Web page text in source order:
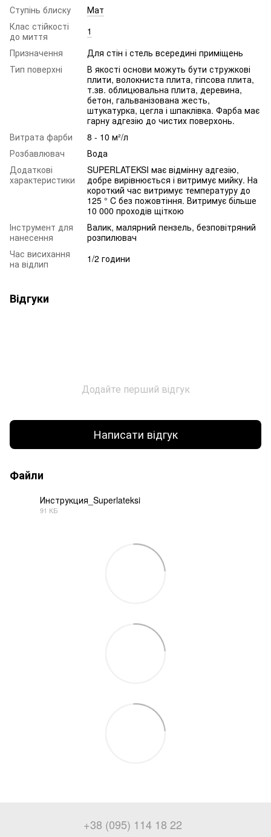
Ступінь блиску
Мат
Клас стійкості
до миття
1
Призначення
Для стін і стель всередині приміщень
Тип поверхні
В якості основи можуть бути стружкові
плити, волокниста плита, гіпсова плита,
т.зв. облицювальна плита, деревина,
бетон, гальванізована жесть,
штукатурка, цегла і шпаклівка. Фарба має
гарну адгезію до чистих поверхонь.
Витрата фарби
8 - 10 м²/л
Розбавлювач
Вода
Додаткові
характеристики
SUPERLATEKSI має відмінну адгезію,
добре вирівнюється і витримує мийку. На
короткий час витримує температуру до
125 ° C без пожовтіння. Витримує більше
10 000 проходів щіткою
Інструмент для
нанесення
Валик, малярний пензель, безповітряний
розпилювач
Час висихання
на відлип
1/2 години
Відгуки
Додайте перший відгук
Написати відгук
Файли
Инструкция_Superlateksi
91 КБ
+38 (095) 114 18 22